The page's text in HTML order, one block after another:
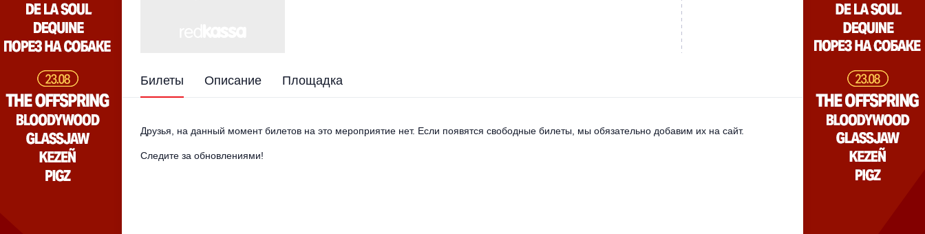
Билеты Описание Площадка
Друзья, на данный момент билетов на это мероприятие нет. Если появятся свободные билеты, мы обязательно добавим их на сайт.
Следите за обновлениями!